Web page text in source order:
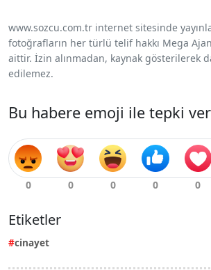
www.sozcu.com.tr internet sitesinde
fotoğrafların her türlü telif hakkı Mega
aittir. İzin alınmadan, kaynak gösterilerek
edilemez.
Bu habere emoji ile tepki ver
Etiketler
cinayet